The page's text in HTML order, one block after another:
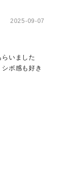
2025-09-07
いました
ボ感も好き